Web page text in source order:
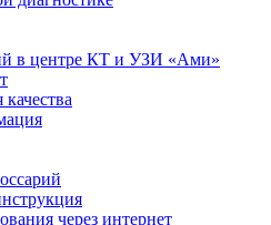
в центре КТ и УЗИ «Ами»
через интернет